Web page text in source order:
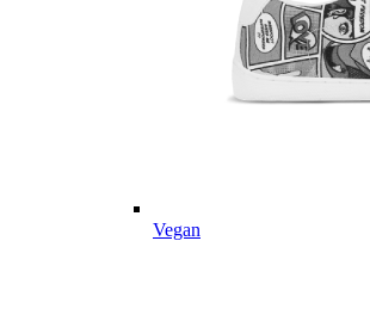
Vegan